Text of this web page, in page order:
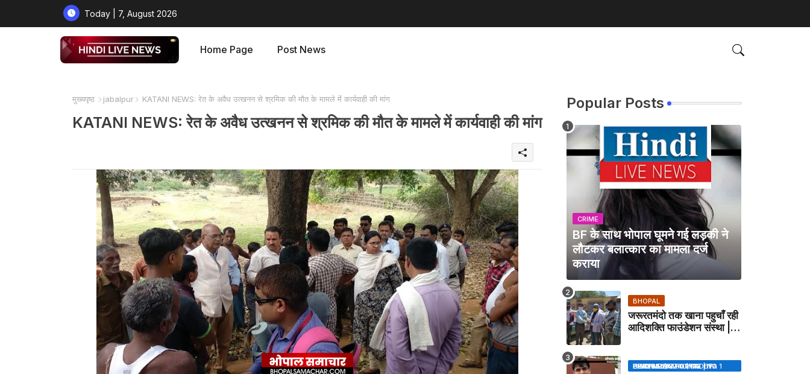
Today | 7, August 2026
Home Page Post News
मुख्यपृष्ठ jabalpur KATANI NEWS: रेत के अवैध उत्खनन से श्रमिक की मौत के मामले में कार्यवाही की मांग
KATANI NEWS: रेत के अवैध उत्खनन से श्रमिक की मौत के मामले में कार्यवाही की मांग
Popular Posts
CRIME
BF के साथ भोपाल घूमने गई लड़की ने
लौटकर बलात्कार का मामला दर्ज
कराया
BHOPAL
जरूरतमंदो तक खाना पहुचाँ रही
आदिशक्ति फाउंडेशन संस्था |
BHOPAL SAMACHAR | NO 1 HINDI NEWS PORTAL OF CENTRAL INDIA (MADHYA PRADESH)